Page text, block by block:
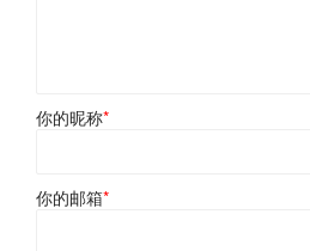
你的昵称*
你的邮箱*